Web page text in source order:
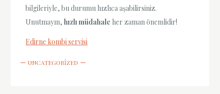
bilgileriyle, bu durumu hızlıca aşabilirsiniz.
Unutmayın,hızlı müdahale her zaman önemlidir!
Edirne kombi servisi
UNCATEGORIZED